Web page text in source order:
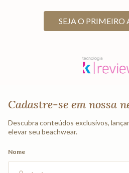
SEJA O PRIMEIRO
Cadastre-se em nossa
Descubra conteúdos exclusivos,
elevar seu beachwear.
Nome